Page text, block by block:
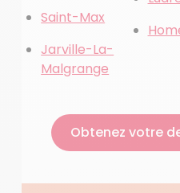
Saint-Max
Jarville-La-
Malgrange
Obtenez votre